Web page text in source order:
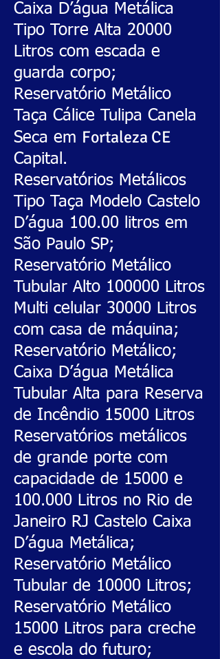
Caixa D’água Metálica
Tipo Torre Alta 20000
Litros com escada e
guarda corpo;
Reservatório Metálico
Taça Cálice Tulipa Canela
Seca em Fortaleza CE
Capital.
Reservatórios Metálicos
Tipo Taça Modelo Castelo
D’água 100.00 litros em
São Paulo SP;
Reservatório Metálico
Tubular Alto 100000 Litros
Multi celular 30000 Litros
com casa de máquina;
Reservatório Metálico;
Caixa D’água Metálica
Tubular Alta para Reserva
de Incêndio 15000 Litros
Reservatórios metálicos
de grande porte com
capacidade de 15000 e
100.000 Litros no Rio de
Janeiro RJ Castelo Caixa
D’água Metálica;
Reservatório Metálico
Tubular de 10000 Litros;
Reservatório Metálico
15000 Litros para creche
e escola do futuro;